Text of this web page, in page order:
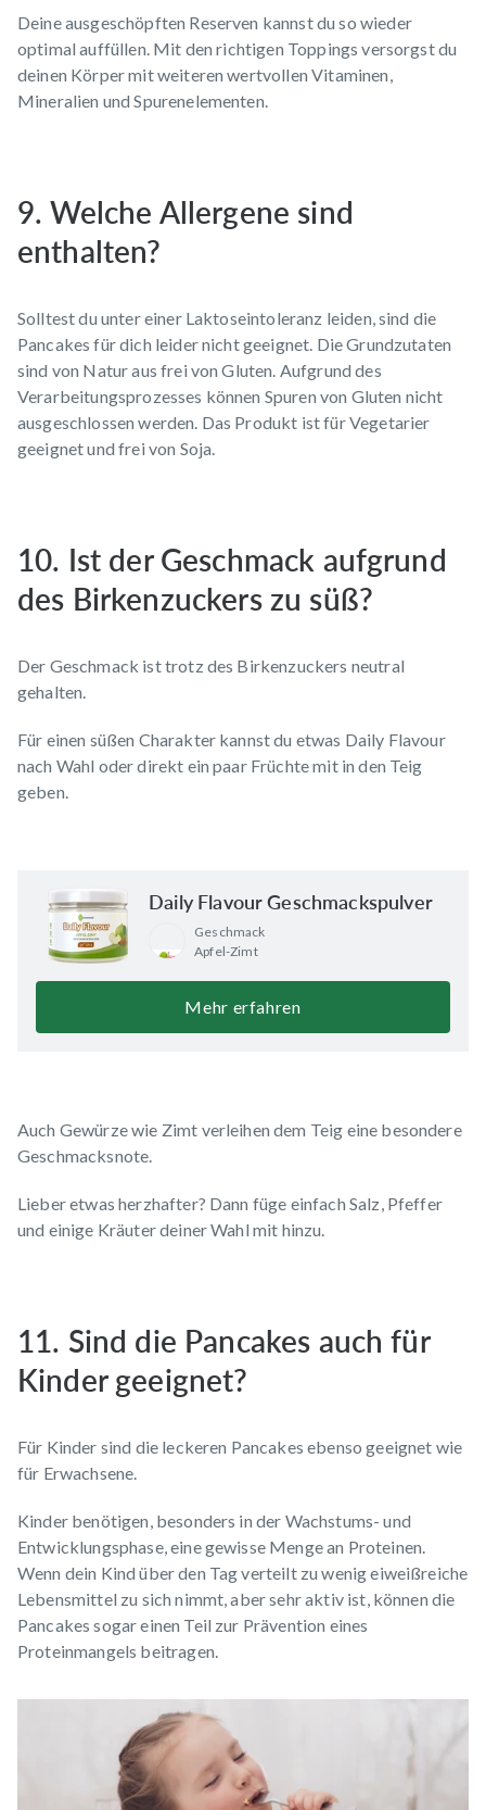
Deine ausgeschöpften Reserven kannst du so wieder
optimal auffüllen. Mit den richtigen Toppings versorgst du
deinen Körper mit weiteren wertvollen Vitaminen,
Mineralien und Spurenelementen.
9. Welche Allergene sind
enthalten?
Solltest du unter einer Laktoseintoleranz leiden, sind die
Pancakes für dich leider nicht geeignet. Die Grundzutaten
sind von Natur aus frei von Gluten. Aufgrund des
Verarbeitungsprozesses können Spuren von Gluten nicht
ausgeschlossen werden. Das Produkt ist für Vegetarier
geeignet und frei von Soja.
10. Ist der Geschmack aufgrund
des Birkenzuckers zu süß?
Der Geschmack ist trotz des Birkenzuckers neutral
gehalten.
Für einen süßen Charakter kannst du etwas Daily Flavour
nach Wahl oder direkt ein paar Früchte mit in den Teig
geben.
Daily Flavour Geschmackspulver
Geschmack
Apfel-Zimt
Mehr erfahren
Auch Gewürze wie Zimt verleihen dem Teig eine besondere
Geschmacksnote.
Lieber etwas herzhafter? Dann füge einfach Salz, Pfeffer
und einige Kräuter deiner Wahl mit hinzu.
11. Sind die Pancakes auch für
Kinder geeignet?
Für Kinder sind die leckeren Pancakes ebenso geeignet wie
für Erwachsene.
Kinder benötigen, besonders in der Wachstums- und
Entwicklungsphase, eine gewisse Menge an Proteinen.
Wenn dein Kind über den Tag verteilt zu wenig eiweißreiche
Lebensmittel zu sich nimmt, aber sehr aktiv ist, können die
Pancakes sogar einen Teil zur Prävention eines
Proteinmangels beitragen.